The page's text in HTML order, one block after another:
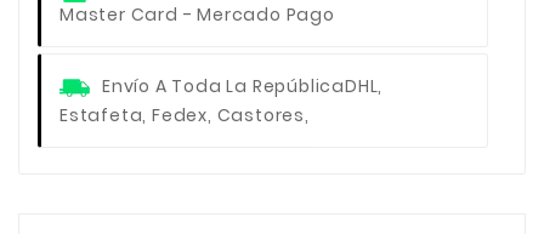
Master Card - Mercado Pago
Envío A Toda La RepúblicaDHL,
Estafeta, Fedex, Castores,